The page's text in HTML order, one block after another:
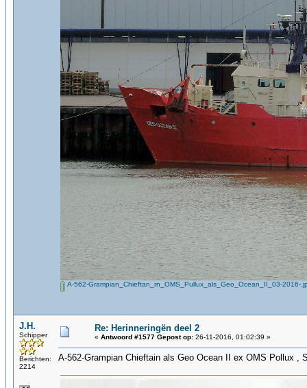
A-562-Grampian_Chieftan_rn_OMS_Pullux_als_Geo_Ocean_II_03-2016-
J.H.
Schipper
Berichten:
2214
Re: Herinneringën deel 2
« Antwoord #1577 Gepost op: 26-11-2016, 01:02:39 »
A-562-Grampian Chieftain als Geo Ocean II ex OMS Pollux ,